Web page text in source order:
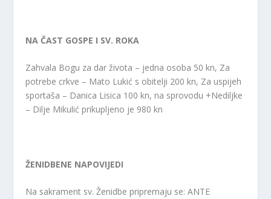
NA ČAST GOSPE I SV. ROKA
Zahvala Bogu za dar života – jedna osoba 50 kn, Za
potrebe crkve – Mato Lukić s obitelji 200 kn, Za uspijeh
sportaša – Danica Lisica 100 kn, na sprovodu +Nediljke
– Dilje Mikulić prikupljeno je 980 kn
ŽENIDBENE NAPOVIJEDI
Na sakrament sv. Ženidbe pripremaju se: ANTE